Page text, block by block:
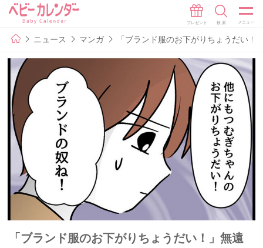
ニュース マンガ 「ブランド服のお下がりちょうだい
「ブランド服のお下がりちょうだい！」無遠